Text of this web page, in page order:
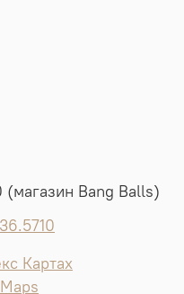
Bang Balls)
Картах